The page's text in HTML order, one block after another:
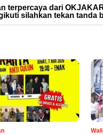
terpercaya dari
silahkan tekan tanda